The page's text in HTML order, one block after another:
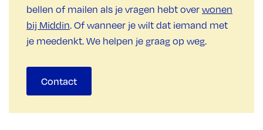
bellen of mailen als je vragen hebt over wonen
bij Middin. Of wanneer je wilt dat iemand met
je meedenkt. We helpen je graag op weg.
Contact